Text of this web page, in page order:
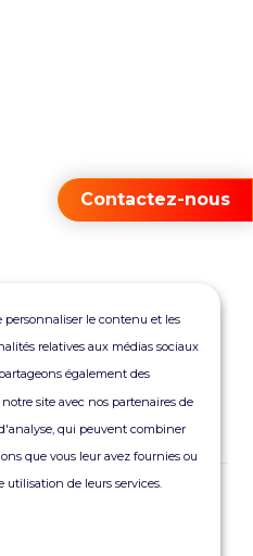
notre newsletter
Contactez-nous
personnaliser le contenu et les
relatives aux médias sociaux
également des
site avec nos partenaires de
qui peuvent combiner
que vous leur avez fournies ou
utilisation de leurs services.